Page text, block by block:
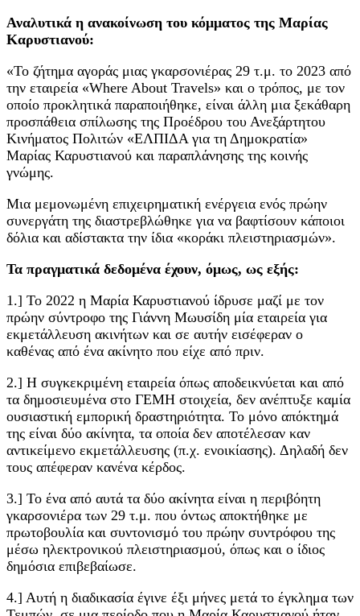
Αναλυτικά η ανακοίνωση του κόμματος της Μαρίας
Καρυστιανού:
«Το ζήτημα αγοράς μιας γκαρσονιέρας 29 τ.μ. το 2023 από
την εταιρεία «Where About Travels» και ο τρόπος, με τον
οποίο προκλητικά παραποιήθηκε, είναι άλλη μια ξεκάθαρη
προσπάθεια σπίλωσης της Προέδρου του Ανεξάρτητου
Κινήματος Πολιτών «ΕΛΠΙΔΑ για τη Δημοκρατία»
Μαρίας Καρυστιανού και παραπλάνησης της κοινής
γνώμης.
Μια μεμονωμένη επιχειρηματική ενέργεια ενός πρώην
συνεργάτη της διαστρεβλώθηκε για να βαφτίσουν κάποιοι
δόλια και αδίστακτα την ίδια «κοράκι πλειστηριασμών».
Τα πραγματικά δεδομένα έχουν, όμως, ως εξής:
1.] Το 2022 η Μαρία Καρυστιανού ίδρυσε μαζί με τον
πρώην σύντροφο της Γιάννη Μωυσίδη μία εταιρεία για
εκμετάλλευση ακινήτων και σε αυτήν εισέφεραν ο
καθένας από ένα ακίνητο που είχε από πριν.
2.] Η συγκεκριμένη εταιρεία όπως αποδεικνύεται και από
τα δημοσιευμένα στο ΓΕΜΗ στοιχεία, δεν ανέπτυξε καμία
ουσιαστική εμπορική δραστηριότητα. Το μόνο απόκτημά
της είναι δύο ακίνητα, τα οποία δεν αποτέλεσαν καν
αντικείμενο εκμετάλλευσης (π.χ. ενοικίασης). Δηλαδή δεν
τους απέφεραν κανένα κέρδος.
3.] Το ένα από αυτά τα δύο ακίνητα είναι η περιβόητη
γκαρσονιέρα των 29 τ.μ. που όντως αποκτήθηκε με
πρωτοβουλία και συντονισμό του πρώην συντρόφου της
μέσω ηλεκτρονικού πλειστηριασμού, όπως και ο ίδιος
δημόσια επιβεβαίωσε.
4.] Αυτή η διαδικασία έγινε έξι μήνες μετά το έγκλημα των